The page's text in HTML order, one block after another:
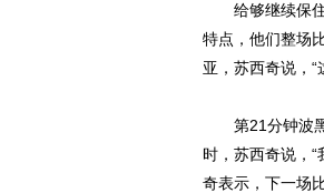
给够继续保住
特点，他们整场
亚，苏西奇说，
第21分钟波黑
时，苏西奇说，
奇表示，下一场